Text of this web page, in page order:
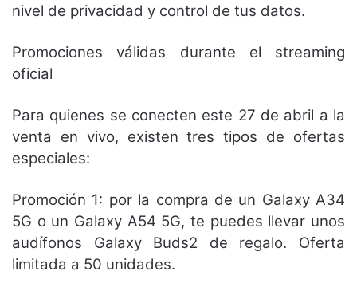
nivel de privacidad y control de tus datos.
Promociones válidas durante el streaming
oficial
Para quienes se conecten este 27 de abril a la
venta en vivo, existen tres tipos de ofertas
especiales:
Promoción 1: por la compra de un Galaxy A34
5G o un Galaxy A54 5G, te puedes llevar unos
audífonos Galaxy Buds2 de regalo. Oferta
limitada a 50 unidades.